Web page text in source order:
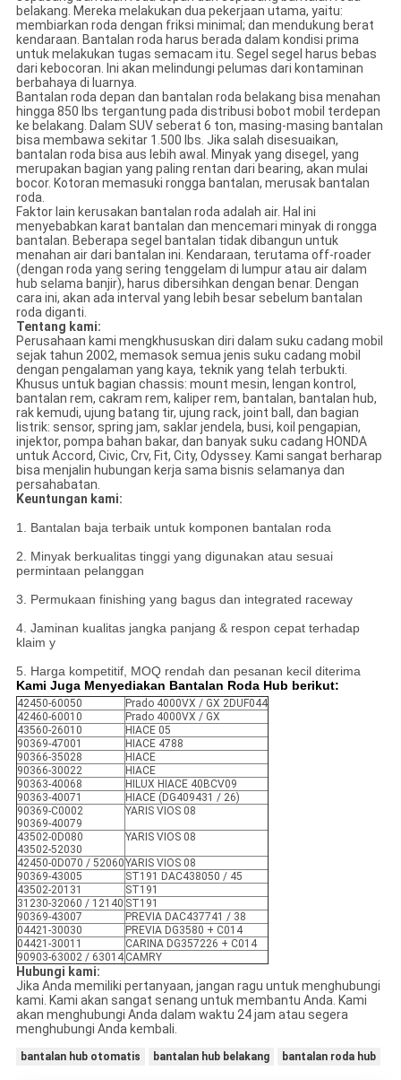
belakang. Mereka melakukan dua pekerjaan utama, yaitu:
membiarkan roda dengan friksi minimal; dan mendukung berat
kendaraan. Bantalan roda harus berada dalam kondisi prima
untuk melakukan tugas semacam itu. Segel segel harus bebas
dari kebocoran. Ini akan melindungi pelumas dari kontaminan
berbahaya di luarnya.
Bantalan roda depan dan bantalan roda belakang bisa menahan
hingga 850 lbs tergantung pada distribusi bobot mobil terdepan
ke belakang. Dalam SUV seberat 6 ton, masing-masing bantalan
bisa membawa sekitar 1.500 lbs. Jika salah disesuaikan,
bantalan roda bisa aus lebih awal. Minyak yang disegel, yang
merupakan bagian yang paling rentan dari bearing, akan mulai
bocor. Kotoran memasuki rongga bantalan, merusak bantalan
roda.
Faktor lain kerusakan bantalan roda adalah air. Hal ini
menyebabkan karat bantalan dan mencemari minyak di rongga
bantalan. Beberapa segel bantalan tidak dibangun untuk
menahan air dari bantalan ini. Kendaraan, terutama off-roader
(dengan roda yang sering tenggelam di lumpur atau air dalam
hub selama banjir), harus dibersihkan dengan benar. Dengan
cara ini, akan ada interval yang lebih besar sebelum bantalan
roda diganti.
Tentang kami:
Perusahaan kami mengkhususkan diri dalam suku cadang mobil
sejak tahun 2002, memasok semua jenis suku cadang mobil
dengan pengalaman yang kaya, teknik yang telah terbukti.
Khusus untuk bagian chassis: mount mesin, lengan kontrol,
bantalan rem, cakram rem, kaliper rem, bantalan, bantalan hub,
rak kemudi, ujung batang tir, ujung rack, joint ball, dan bagian
listrik: sensor, spring jam, saklar jendela, busi, koil pengapian,
injektor, pompa bahan bakar, dan banyak suku cadang HONDA
untuk Accord, Civic, Crv, Fit, City, Odyssey. Kami sangat berharap
bisa menjalin hubungan kerja sama bisnis selamanya dan
persahabatan.
Keuntungan kami:
1. Bantalan baja terbaik untuk komponen bantalan roda
2. Minyak berkualitas tinggi yang digunakan atau sesuai
permintaan pelanggan
3. Permukaan finishing yang bagus dan integrated raceway
4. Jaminan kualitas jangka panjang & respon cepat terhadap
klaim y
5. Harga kompetitif, MOQ rendah dan pesanan kecil diterima
Kami Juga Menyediakan Bantalan Roda Hub berikut:
42450-60050
Prado 4000VX / GX 2DUF044
42460-60010
Prado 4000VX / GX
43560-26010
HIACE 05
90369-47001
HIACE 4788
90366-35028
HIACE
90366-30022
HIACE
90363-40068
HILUX HIACE 40BCV09
90363-40071
HIACE (DG409431 / 26)
90369-C0002
90369-40079
YARIS VIOS 08
43502-0D080
43502-52030
YARIS VIOS 08
42450-0D070 / 52060YARIS VIOS 08
90369-43005
ST191 DAC438050 / 45
43502-20131
ST191
31230-32060 / 12140 ST191
90369-43007
PREVIA DAC437741 / 38
04421-30030
PREVIA DG3580 + C014
04421-30011
CARINA DG357226 + C014
90903-63002 / 63014 CAMRY
Hubungi kami:
Jika Anda memiliki pertanyaan, jangan ragu untuk menghubungi
kami. Kami akan sangat senang untuk membantu Anda. Kami
akan menghubungi Anda dalam waktu 24 jam atau segera
menghubungi Anda kembali.
bantalan hub otomatis bantalan hub belakang bantalan roda hub